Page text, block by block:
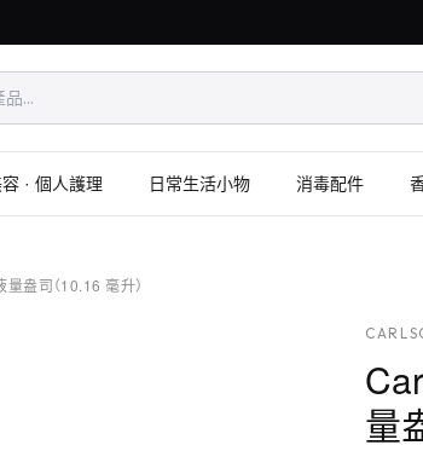
· 個人護理 日常生活小物 消毒配件
盎司（10.16 毫升）
量